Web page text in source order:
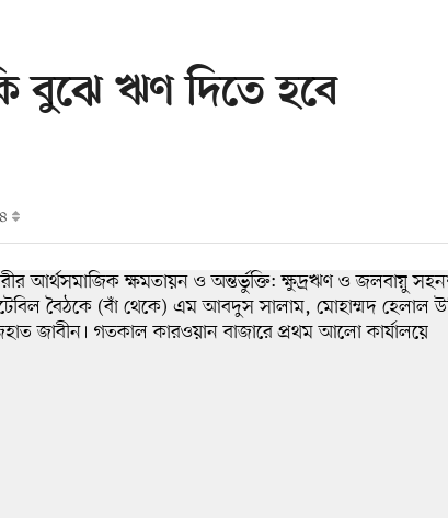
বুঝে ঋণ দিতে হবে